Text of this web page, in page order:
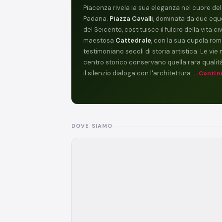
Piacenza rivela la sua eleganza nel cuore
Padana. Piazza Cavalli, dominata da due
del Seicento, costituisce il fulcro della vita
maestosa Cattedrale, con la sua cupola
testimoniano secoli di storia artistica. Le vie
centro storico conservano quella rara
il silenzio dialoga con l'architettura.
DOVE SIAMO